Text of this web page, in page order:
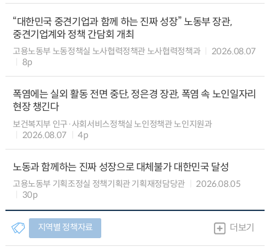
“대한민국 중견기업과 함께 하는 진짜 성장” 노동부 장관,
중견기업계와 정책 간담회 개최
고용노동부 노동정책실 노사협력정책관 노사협력정책과
2026.08.07
8p
폭염에는 실외 활동 전면 중단, 정은경 장관, 폭염 속 노인일자리
현장 챙긴다
보건복지부 인구·사회서비스정책실 노인정책관 노인지원과
2026.08.07
4p
노동과 함께하는 진짜 성장으로 대체불가 대한민국 달성
고용노동부 기획조정실 정책기획관 기획재정담당관
2026.08.05
30p
지역별 정책자료 더보기